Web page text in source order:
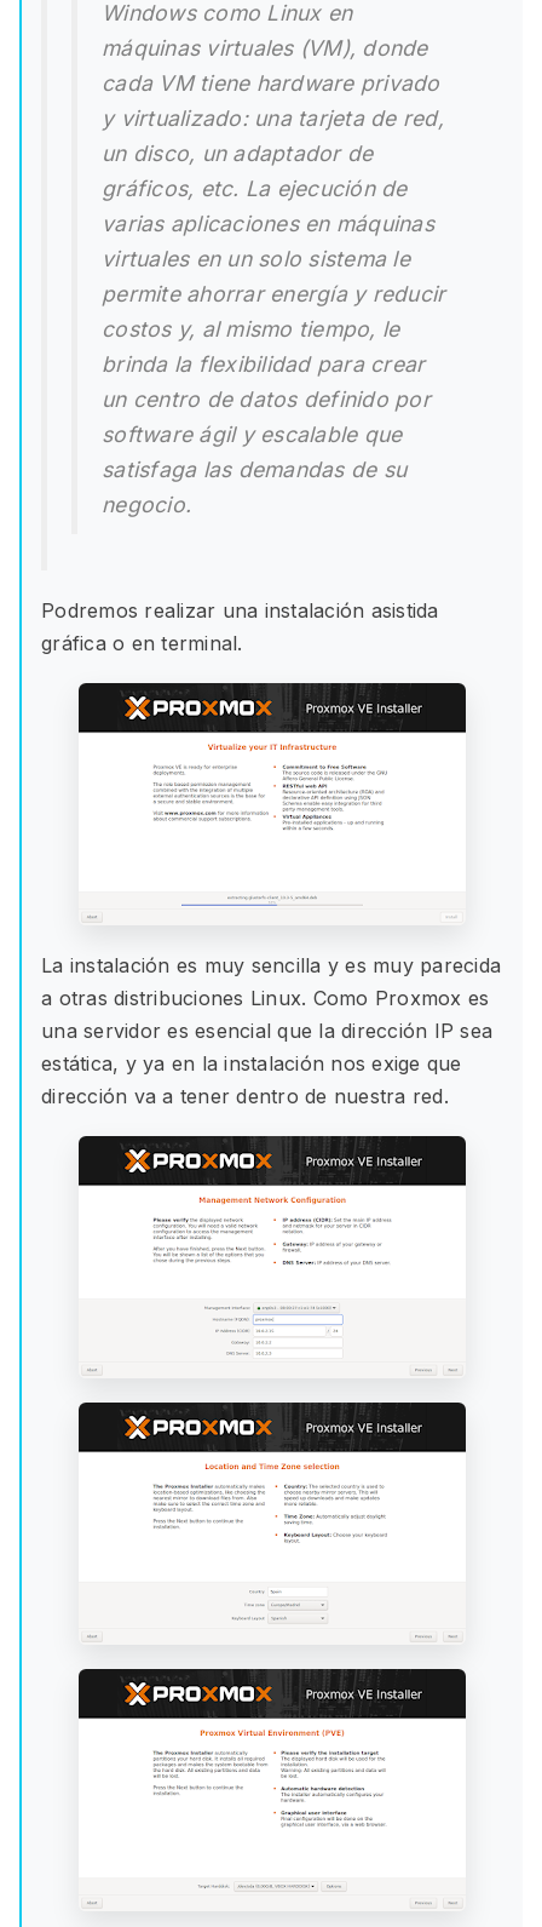
Windows como Linux en
máquinas virtuales (VM), donde
cada VM tiene hardware privado
y virtualizado: una tarjeta de red,
un disco, un adaptador de
gráficos, etc. La ejecución de
varias aplicaciones en máquinas
virtuales en un solo sistema le
permite ahorrar energía y reducir
costos y, al mismo tiempo, le
brinda la flexibilidad para crear
un centro de datos definido por
software ágil y escalable que
satisfaga las demandas de su
negocio.
Podremos realizar una instalación asistida
gráfica o en terminal.
La instalación es muy sencilla y es muy parecida
a otras distribuciones Linux. Como Proxmox es
una servidor es esencial que la dirección IP sea
estática, y ya en la instalación nos exige que
dirección va a tener dentro de nuestra red.